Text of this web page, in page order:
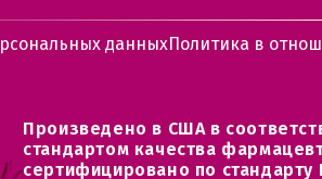
данныхПолитика в
Произведено в США в
стандартом качества
сертифицировано по стандарту